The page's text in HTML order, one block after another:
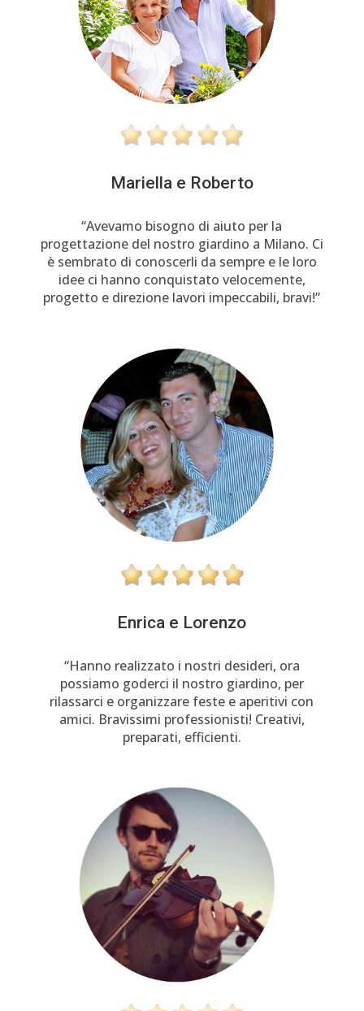
Mariella e Roberto
“Avevamo bisogno di aiuto per la
progettazione del nostro giardino a Milano. Ci
è sembrato di conoscerli da sempre e le loro
idee ci hanno conquistato velocemente,
progetto e direzione lavori impeccabili, bravi!”
Enrica e Lorenzo
“Hanno realizzato i nostri desideri, ora
possiamo goderci il nostro giardino, per
rilassarci e organizzare feste e aperitivi con
amici. Bravissimi professionisti! Creativi,
preparati, efficienti.